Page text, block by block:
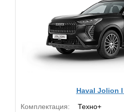
Haval Jolion I
Комплектация:
Техно+